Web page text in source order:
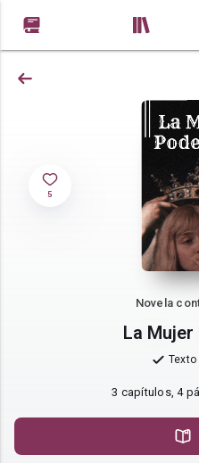
5
Novela
La
3 capítulos, 4